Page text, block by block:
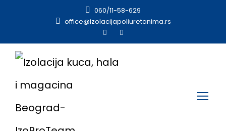
060/11-58-629
office@izolacijapoliuretanima.rs